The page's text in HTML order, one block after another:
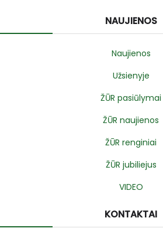
NAUJIENOS
Naujienos
Užsienyje
ŽŪR pasiūlymai
ŽŪR naujienos
ŽŪR renginiai
ŽŪR jubiliejus
VIDEO
KONTAKTAI